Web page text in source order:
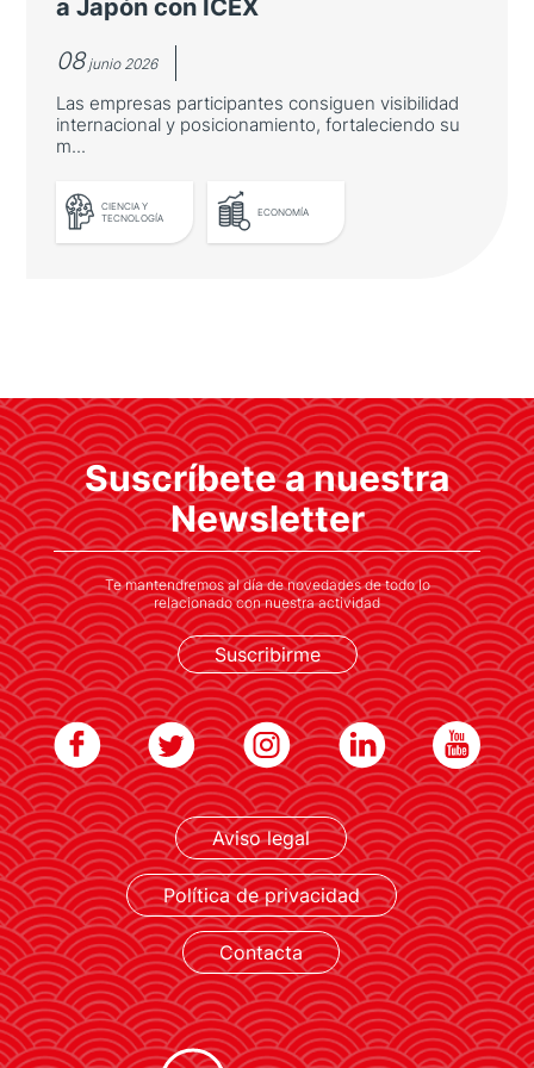
a Japón con ICEX
08junio 2026
Las empresas participantes consiguen visibilidad
internacional y posicionamiento, fortaleciendo su
m...
CIENCIA Y
TECNOLOGÍA
ECONOMÍA
Las empresas participantes consiguen
visibilidad internacional y posicionamiento,
fortaleciendo su marca y reputación
LEER MÁS
Suscríbete a nuestra
Newsletter
Te mantendremos al día de novedades de todo lo
relacionado con nuestra actividad
Suscribirme
Aviso legal
Política de privacidad
Contacta